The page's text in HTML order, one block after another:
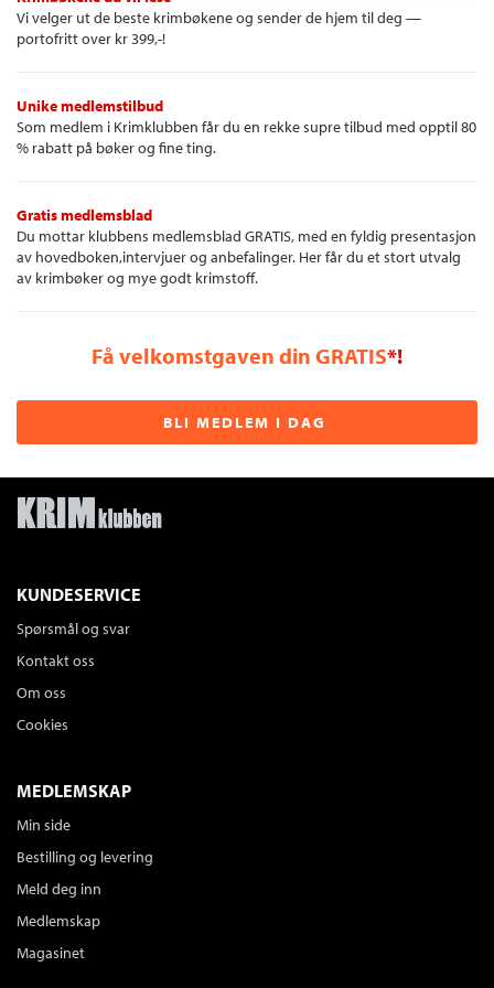
Vi velger ut de beste krimbøkene og sender de hjem til deg —
portofritt over kr 399,-!
Unike medlemstilbud
Som medlem i Krimklubben får du en rekke supre tilbud med opptil 80
% rabatt på bøker og fine ting.
Gratis medlemsblad
Du mottar klubbens medlemsblad GRATIS, med en fyldig presentasjon
av hovedboken,intervjuer og anbefalinger. Her får du et stort utvalg
av krimbøker og mye godt krimstoff.
Få velkomstgaven din GRATIS*!
BLI MEDLEM I DAG
KUNDESERVICE
Spørsmål og svar
Kontakt oss
Om oss
Cookies
MEDLEMSKAP
Min side
Bestilling og levering
Meld deg inn
Medlemskap
Magasinet